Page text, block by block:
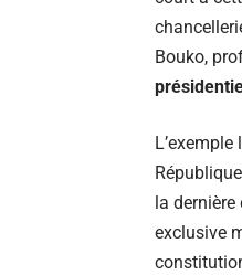
Bouko,
la
exclusive